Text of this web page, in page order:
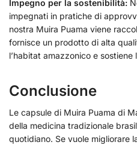
Impegno per la sostenibilità:
impegnati in pratiche di
nostra Muira Puama viene
fornisce un prodotto di alta
l’habitat amazzonico e sostiene
Conclusione
Le capsule di Muira Puama di
della medicina tradizionale
quotidiano. Se vuole migliorare